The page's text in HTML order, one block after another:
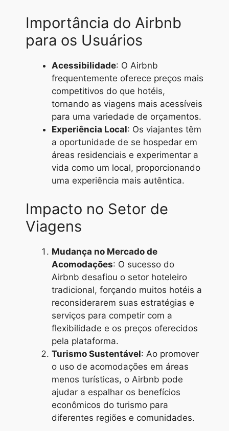
Importância do Airbnb
para os Usuários
Acessibilidade: O Airbnb
frequentemente oferece preços mais
competitivos do que hotéis,
tornando as viagens mais acessíveis
para uma variedade de orçamentos.
Experiência Local: Os viajantes têm
a oportunidade de se hospedar em
áreas residenciais e experimentar a
vida como um local, proporcionando
uma experiência mais autêntica.
Impacto no Setor de
Viagens
Mudança no Mercado de
Acomodações: O sucesso do
Airbnb desafiou o setor hoteleiro
tradicional, forçando muitos hotéis a
reconsiderarem suas estratégias e
serviços para competir com a
flexibilidade e os preços oferecidos
pela plataforma.
Turismo Sustentável: Ao promover
o uso de acomodações em áreas
menos turísticas, o Airbnb pode
ajudar a espalhar os benefícios
econômicos do turismo para
diferentes regiões e comunidades.